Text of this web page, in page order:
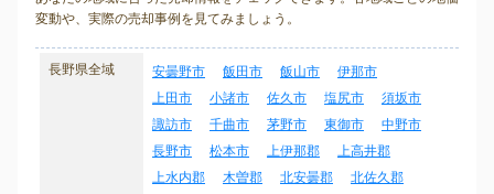
変動や、実際の売却事例を見てみましょう。
長野県全域 安曇野市 飯田市 飯山市
伊那市
上田市
小諸市 佐久市 塩尻市
須坂市
諏訪市
千曲市 茅野市 東御市
中野市
長野市
松本市 上伊那郡
上高井郡
上水内郡
木曽郡 北安曇郡
北佐久郡